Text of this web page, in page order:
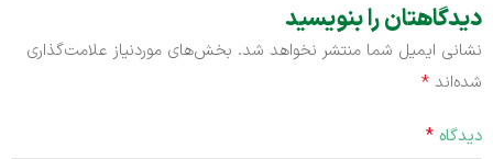
دیدگاهتان را بنویسید
نشانی ایمیل شما منتشر نخواهد شد. بخش‌های موردنیاز علامت‌گذاری
شده‌اند *
دیدگاه *